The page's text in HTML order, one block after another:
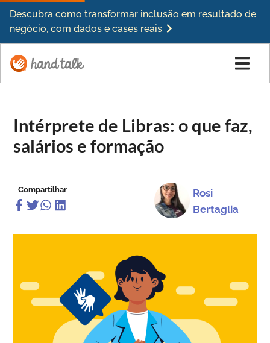
Descubra como transformar inclusão em resultado de
negócio, com dados e cases reais
Intérprete de Libras: o que faz,
salários e formação
Rosi
Bertaglia
Compartilhar